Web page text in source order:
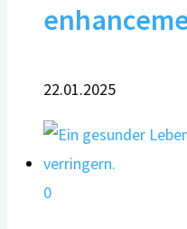
22.01.2025
0